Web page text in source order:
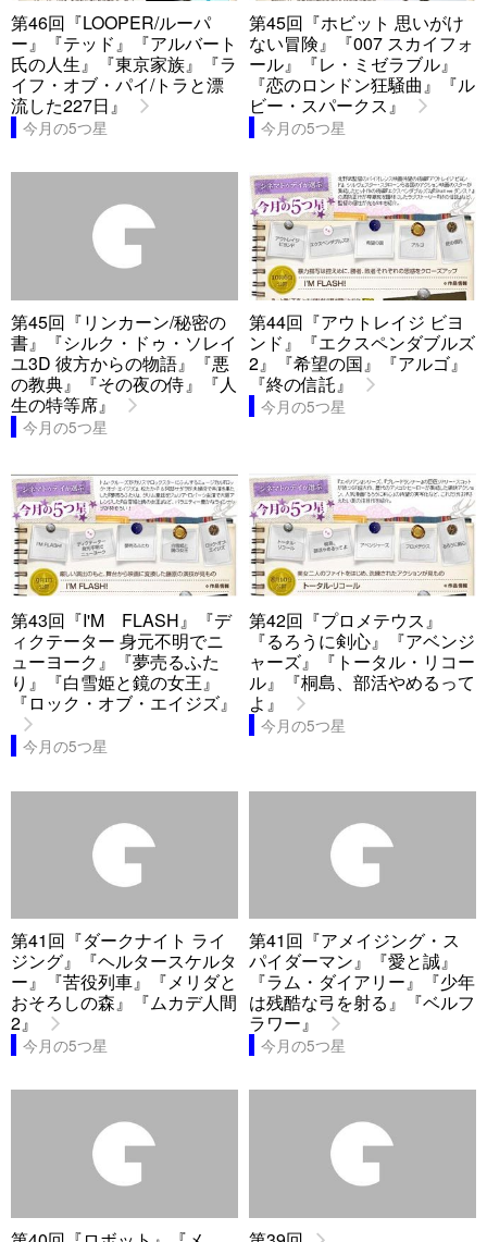
第46回『LOOPER/ルーパ
ー』『テッド』『アルバート
氏の人生』『東京家族』『ラ
イフ・オブ・パイ/トラと漂
流した227日』
今月の5つ星
第45回『ホビット 思いがけ
ない冒険』『007 スカイフォ
ール』『レ・ミゼラブル』
『恋のロンドン狂騒曲』『ル
ビー・スパークス』
今月の5つ星
第45回『リンカーン/秘密の
書』『シルク・ドゥ・ソレイ
ユ3D 彼方からの物語』『悪
の教典』『その夜の侍』『人
生の特等席』
今月の5つ星
第44回『アウトレイジ ビヨ
ンド』『エクスペンダブルズ
2』『希望の国』『アルゴ』
『終の信託』
今月の5つ星
第43回『I'M FLASH』『デ
ィクテーター 身元不明でニ
ューヨーク』『夢売るふた
り』『白雪姫と鏡の女王』
『ロック・オブ・エイジズ』
今月の5つ星
第42回『プロメテウス』
『るろうに剣心』『アベンジ
ャーズ』『トータル・リコー
ル』『桐島、部活やめるって
よ』
今月の5つ星
第41回『ダークナイト ライ
ジング』『ヘルタースケルタ
ー』『苦役列車』『メリダと
おそろしの森』『ムカデ人間
2』
今月の5つ星
第41回『アメイジング・ス
パイダーマン』『愛と誠』
『ラム・ダイアリー』『少年
は残酷な弓を射る』『ベルフ
ラワー』
今月の5つ星